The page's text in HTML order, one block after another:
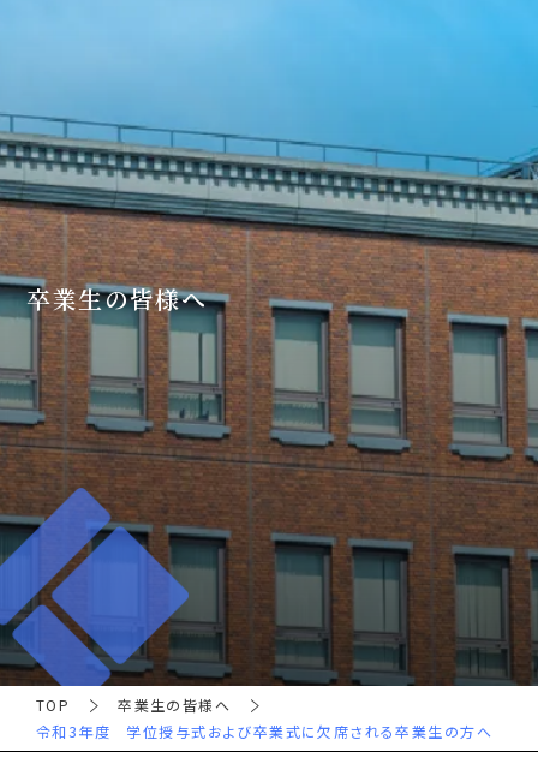
卒業生の皆様へ
TOP
卒業生の皆様へ
令和3年度 学位授与式および卒業式に欠席される卒業生の方へ